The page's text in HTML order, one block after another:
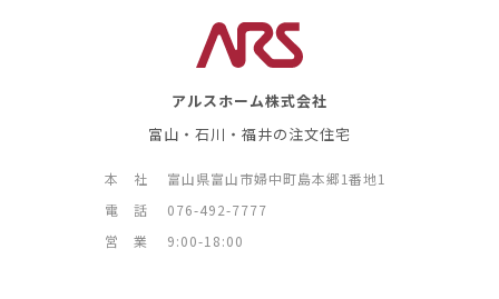
アルスホーム株式会社
富山・石川・福井の注文住宅
本 社
富山県富山市婦中町島本郷1番地1
電 話
076-492-7777
営 業
9:00-18:00